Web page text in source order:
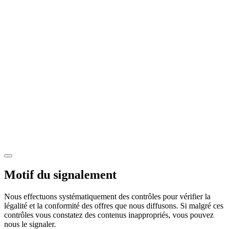
Motif du signalement
Nous effectuons systématiquement des contrôles pour vérifier la
légalité et la conformité des offres que nous diffusons. Si malgré ces
contrôles vous constatez des contenus inappropriés, vous pouvez
nous le signaler.